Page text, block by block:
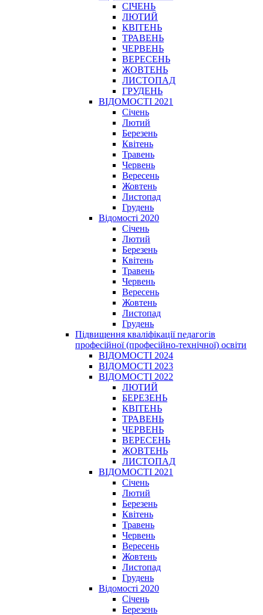
СІЧЕНЬ
ЛЮТИЙ
КВІТЕНЬ
ТРАВЕНЬ
ЧЕРВЕНЬ
ВЕРЕСЕНЬ
ЖОВТЕНЬ
ЛИСТОПАД
ГРУДЕНЬ
ВІДОМОСТІ 2021
Січень
Лютий
Березень
Квітень
Травень
Червень
Вересень
Жовтень
Листопад
Грудень
Відомості 2020
Січень
Лютий
Березень
Квітень
Травень
Червень
Вересень
Жовтень
Листопад
Грудень
Підвищення кваліфікації педагогів
професійної (професійно-технічної) освіти
ВІДОМОСТІ 2024
ВІДОМОСТІ 2023
ВІДОМОСТІ 2022
ЛЮТИЙ
БЕРЕЗЕНЬ
КВІТЕНЬ
ТРАВЕНЬ
ЧЕРВЕНЬ
ВЕРЕСЕНЬ
ЖОВТЕНЬ
ЛИСТОПАД
ВІДОМОСТІ 2021
Січень
Лютий
Березень
Квітень
Травень
Червень
Вересень
Жовтень
Листопад
Грудень
Відомості 2020
Січень
Березень